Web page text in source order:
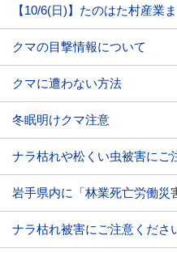
【10/6(日)】たのはた村産業
クマの目撃情報について
クマに遭わない方法
冬眠明けクマ注意
ナラ枯れや松くい虫被害にご
岩手県内に「林業死亡労働災
ナラ枯れ被害にご注意くださ